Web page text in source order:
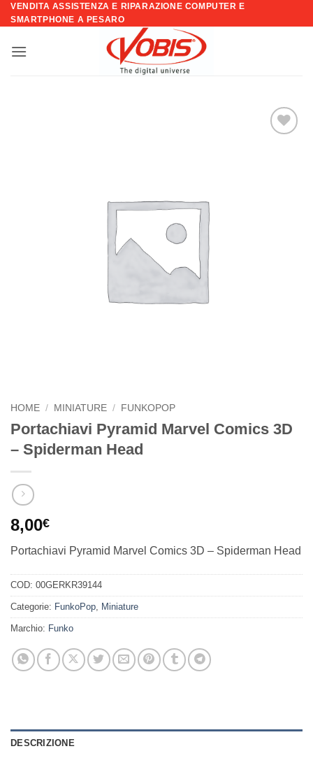
Salta
ai
VENDITA ASSISTENZA E RIPARAZIONE COMPUTER E
SMARTPHONE A PESARO
HOME / MINIATURE / FUNKOPOP
Portachiavi Pyramid Marvel Comics 3D
– Spiderman Head
8,00€
Portachiavi Pyramid Marvel Comics 3D – Spiderman Head
COD: 00GERKR39144
Categorie: FunkoPop, Miniature
Marchio: Funko
DESCRIZIONE